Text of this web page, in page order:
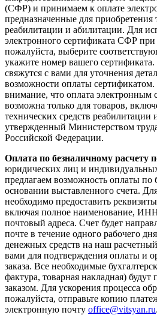
(СФР) и принимаем к оплате
предназначенные для приобретения
реабилитации и абилитации. Для
электронного сертификата СФР при
пожалуйста, выберите
укажите номер вашего
свяжутся с вами для уточнения
возможности оплаты
внимание, что оплата
возможна только для товаров,
технических средств реабилитации
утвержденный Министерством
Российской Федерации.
Оплата по безналичному расчету
юридических лиц и
предлагаем возможность оплаты по
основании выставленного счета.
необходимо предоставить
включая полное наименование,
почтовый адреса. Счет будет
почте в течение одного рабочего
денежных средств на наш
вами для подтверждения оплаты и
заказа. Все необходимые
фактура, товарная накладная) будут
заказом. Для ускорения процесса
пожалуйста, отправьте копию
электронную почту office@vitsyan.ru.